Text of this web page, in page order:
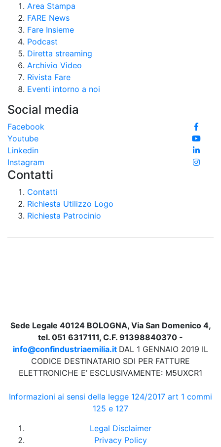
Area Stampa
FARE News
Fare Insieme
Podcast
Diretta streaming
Archivio Video
Rivista Fare
Eventi intorno a noi
Social media
Facebook
Youtube
Linkedin
Instagram
Contatti
Contatti
Richiesta Utilizzo Logo
Richiesta Patrocinio
Sede Legale 40124 BOLOGNA, Via San Domenico 4,
tel. 051 6317111, C.F. 91398840370 -
info@confindustriaemilia.it DAL 1 GENNAIO 2019 IL
CODICE DESTINATARIO SDI PER FATTURE
ELETTRONICHE E’ ESCLUSIVAMENTE: M5UXCR1
Informazioni ai sensi della legge 124/2017 art 1 commi
125 e 127
Legal Disclaimer
Privacy Policy